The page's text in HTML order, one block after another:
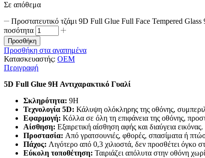
Σε απόθεμα
Προστατευτικό τζάμι 9D Full Glue Full Face Tempered
ποσότητα
Προσθήκη
Προσθήκη στα αγαπημένα
Κατασκευαστής: OEM
Περιγραφή
5D Full Glue 9H Αντιχαρακτικό Γυαλί
Σκληρότητα: 9H
Τεχνολογία 5D: Κάλυψη ολόκληρης της οθόνης,
Εφαρμογή: Κόλλα σε όλη τη επιφάνεια της οθόνης,
Αίσθηση: Εξαιρετική αίσθηση αφής και διαύγεια εικόνας.
Προστασία: Από γρατσουνιές, φθορές, σπασίματα ή
Πάχος: Λιγότερο από 0,3 χιλιοστά, δεν προσθέτει όγκο
Εύκολη τοποθέτηση: Ταιριάζει απόλυτα στην οθόνη